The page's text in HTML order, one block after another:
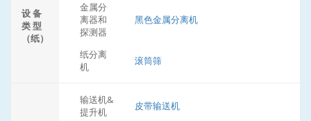
设 备
类 型
（纸）
金属分
离器和
探测器
黑色金属分离机
纸分离
机
滚筒筛
输送机&
提升机
皮带输送机